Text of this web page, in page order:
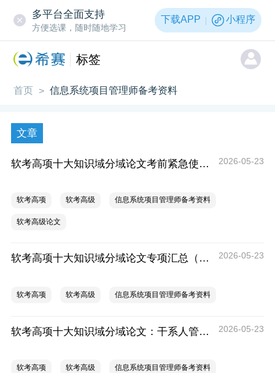
多平台全面支持
方便选课，随时随地学习
下载APP 小程序
标签
首页 > 信息系统项目管理师备考资料
文章
软考高项十大知识域分域论文考前紧急使用通用模板 2026-05-23
软考高项 软考高级 信息系统项目管理师备考资料
软考高级论文
软考高项十大知识域分域论文专项汇总（含框架选用规则、高频考点、专属通用案例场景等） 2026-05-23
软考高项 软考高级 信息系统项目管理师备考资料
软考高项十大知识域分域论文：干系人管理论文专项 2026-05-23
软考高项 软考高级 信息系统项目管理师备考资料